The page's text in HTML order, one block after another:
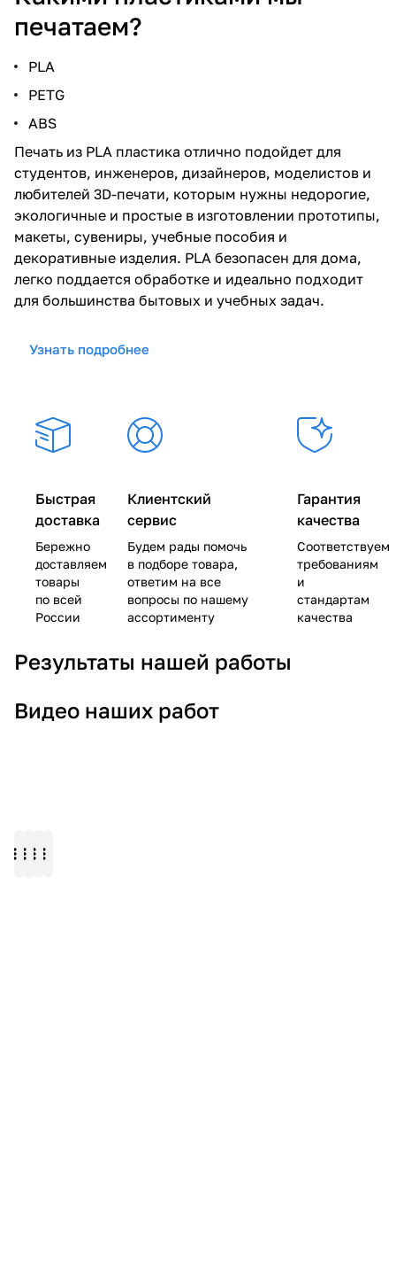
печатаем?
PLA
PETG
ABS
Печать из PLA пластика отлично подойдет для
студентов, инженеров, дизайнеров, моделистов и
любителей 3D-печати, которым нужны недорогие,
экологичные и простые в изготовлении прототипы,
макеты, сувениры, учебные пособия и
декоративные изделия. PLA безопасен для дома,
легко поддается обработке и идеально подходит
для большинства бытовых и учебных задач.
Узнать подробнее
Быстрая
доставка
Бережно
доставляем
товары
по всей
России
Клиентский
сервис
Будем рады помочь
в подборе товара,
ответим на все
вопросы по нашему
ассортименту
Гарантия
качества
Соответствуем
требованиям
и
стандартам
качества
Результаты нашей работы
Видео наших работ